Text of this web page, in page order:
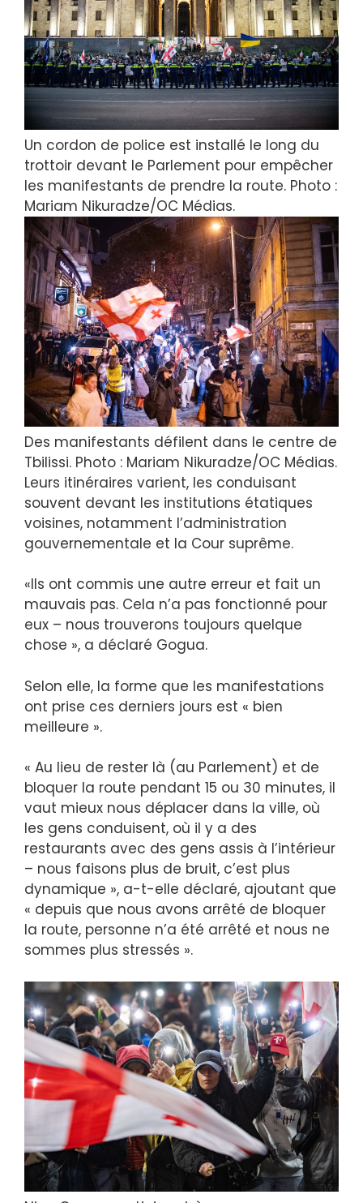
Un cordon de police est installé le long du
trottoir devant le Parlement pour empêcher
les manifestants de prendre la route. Photo :
Mariam Nikuradze/OC Médias.
Des manifestants défilent dans le centre de
Tbilissi. Photo : Mariam Nikuradze/OC Médias.
Leurs itinéraires varient, les conduisant
souvent devant les institutions étatiques
voisines, notamment l’administration
gouvernementale et la Cour suprême.
«Ils ont commis une autre erreur et fait un
mauvais pas. Cela n’a pas fonctionné pour
eux – nous trouverons toujours quelque
chose », a déclaré Gogua.
Selon elle, la forme que les manifestations
ont prise ces derniers jours est « bien
meilleure ».
« Au lieu de rester là (au Parlement) et de
bloquer la route pendant 15 ou 30 minutes, il
vaut mieux nous déplacer dans la ville, où
les gens conduisent, où il y a des
restaurants avec des gens assis à l’intérieur
– nous faisons plus de bruit, c’est plus
dynamique », a-t-elle déclaré, ajoutant que
« depuis que nous avons arrêté de bloquer
la route, personne n’a été arrêté et nous ne
sommes plus stressés ».